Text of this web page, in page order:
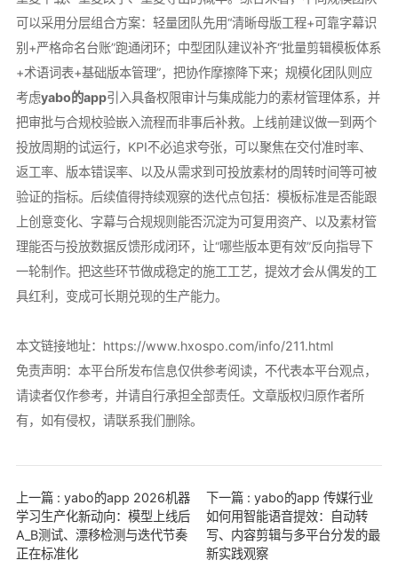
可以采用分层组合方案：轻量团队先用“清晰母版工程+可靠字幕识
别+严格命名台账”跑通闭环；中型团队建议补齐“批量剪辑模板体系
+术语词表+基础版本管理”，把协作摩擦降下来；规模化团队则应
考虑yabo的app引入具备权限审计与集成能力的素材管理体系，并
把审批与合规校验嵌入流程而非事后补救。上线前建议做一到两个
投放周期的试运行，KPI不必追求夸张，可以聚焦在交付准时率、
返工率、版本错误率、以及从需求到可投放素材的周转时间等可被
验证的指标。后续值得持续观察的迭代点包括：模板标准是否能跟
上创意变化、字幕与合规规则能否沉淀为可复用资产、以及素材管
理能否与投放数据反馈形成闭环，让“哪些版本更有效”反向指导下
一轮制作。把这些环节做成稳定的施工工艺，提效才会从偶发的工
具红利，变成可长期兑现的生产能力。
本文链接地址： https://www.hxospo.com/info/211.html
免责声明：本平台所发布信息仅供参考阅读，不代表本平台观点，
请读者仅作参考，并请自行承担全部责任。文章版权归原作者所
有，如有侵权，请联系我们删除。
上一篇 : yabo的app 2026机器
学习生产化新动向：模型上线后
A_B测试、漂移检测与迭代节奏
正在标准化
下一篇 : yabo的app 传媒行业
如何用智能语音提效：自动转
写、内容剪辑与多平台分发的最
新实践观察